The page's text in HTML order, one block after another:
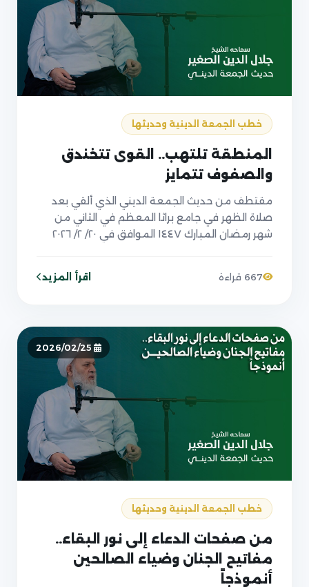
خطب الجمعة الدينية وحديثها
المنطقة تلتهب.. القوى تتخندق
والصفوف تتمايز
مقتطف من حديث الجمعة الديني الذي ألقي بعد
صلاة الظهر في جامع براثا المعظم في الثاني من
شهر رمضان المبارك ١٤٤٧ الموافق في ٢٠/ ٢/ ٢٠٢٦
667 قراءة اقرأ المزيد
خطب الجمعة الدينية وحديثها
من صفحات الدعاء إلى نور البقاء..
مفاتيح الجنان وضياء الصالحين
أنموذجاً